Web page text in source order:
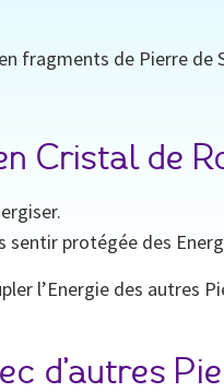
fragments de Pierre de
Cristal de
sentir protégée des
l’Energie des autres
d’autres